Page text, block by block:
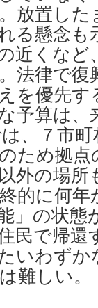
放置し
る懸念
近くな
法律で
を優先
予算は、
、７市町
ため拠
外の場
的に何
」の状
民で帰
いわず
難しい。